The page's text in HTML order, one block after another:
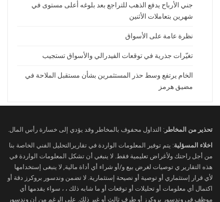
جني الأرباح يدفع الذهب للتراجع بعد بلوغه أعلى مستوى في
شهرين بتعاملات الأثنين
نظرة عامة على الأسواق
تغيّرات جذرية في توقعات الفيدرالي والأسواق تستجيب
الخام يرتفع وسط حذر المستثمرين بشأن مستقبل الملاحة في
مضيق هرمز
تحذير من المخاطر : التداول محفوف بالمخاطر وقد يؤدي إلى خسارة رأس المال.
اخلاء المسؤلية: يتم توفير المعلومات الواردة في تقاريرالتحليل الفني الخاصة بنا
من أجل راحتك ولأغراض تعليمية فقط. لا ينبغي أن تشكل المعلومات الواردة في
هذه التقارير ي توصيات لغرض بيع و/أو شراء أي أداة مالية, لا ينبغى إستخدامها
لأي قرار إستثماري أو توصية أو نصيحة إستثمارية. لا تضمن وندسور بروكرز دقة أو
اكتمال أي معلومات أو تحليلات أو توقعات أو ما شابه ذلك ، ، سواء يقدمها أي
موظف في وندسور بروكرز أو طرف ثالث أو غير ذلك. على الرغم من إن وندسور